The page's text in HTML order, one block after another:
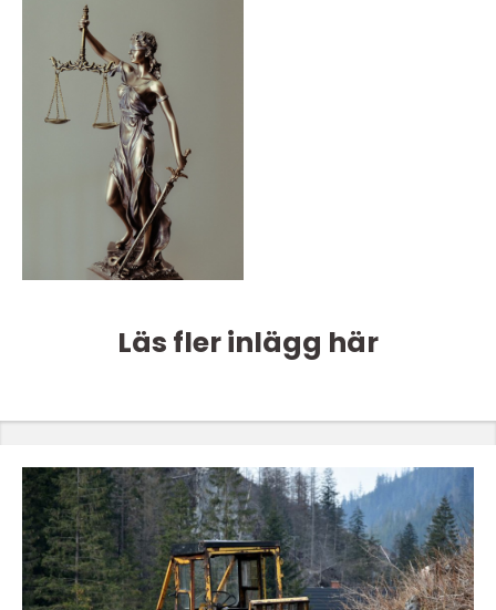
Läs fler inlägg här